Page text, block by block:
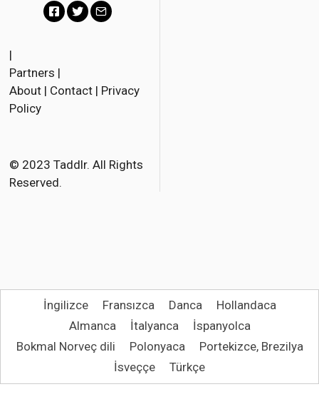
c
e
o
k
t
r
i
|
Partners |
About | Contact | Privacy
Policy
© 2023 Taddlr. All Rights
Reserved.
İngilizce Fransızca Danca
Hollandaca
Almanca
İtalyanca
İspanyolca
Bokmal Norveç dili
Polonyaca
Portekizce, Brezilya
İsveççe
Türkçe